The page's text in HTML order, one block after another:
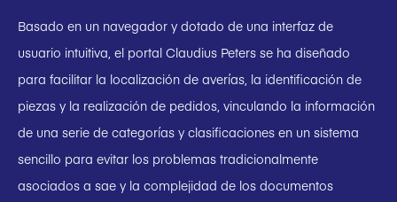
Basado en un navegador y dotado de una interfaz de
usuario intuitiva, el portal Claudius Peters se ha diseñado
para facilitar la localización de averías, la identificación de
piezas y la realización de pedidos, vinculando la información
de una serie de categorías y clasificaciones en un sistema
sencillo para evitar los problemas tradicionalmente
asociados a sae y la complejidad de los documentos